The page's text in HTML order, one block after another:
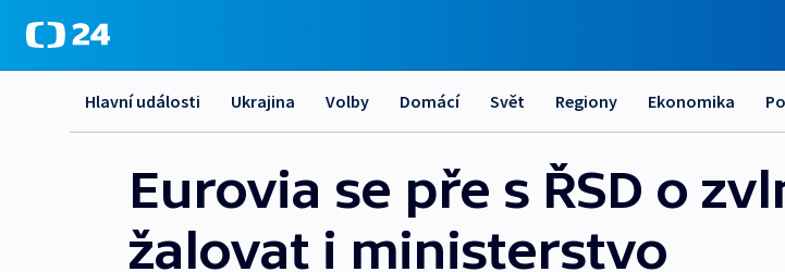
Hlavní události Ukrajina Volby Domácí Svět Regiony Ekonomika
Eurovia se pře s ŘSD o
žalovat i ministerstvo